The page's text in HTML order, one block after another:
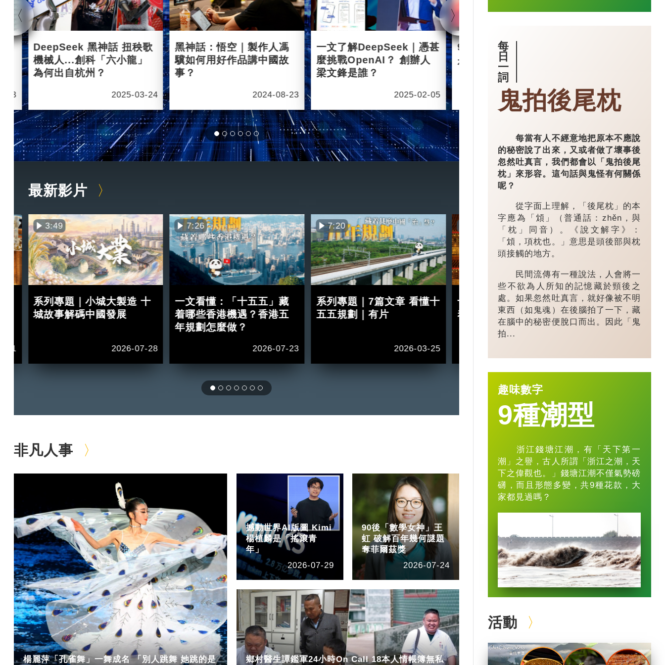
03
DeepSeek 黑神話 扭秧歌
機械人...創科「六小龍」
為何出自杭州？
2025-03-24
黑神話：悟空｜製作人馮
驥如何用好作品講中國故
事？
2024-08-23
一文了解DeepSeek｜憑甚
麼挑戰OpenAI？ 創辦人
梁文鋒是誰？
2025-02-05
90後王興興 「英語學渣」
是機械人天才
2025-03-17
最新影片
11
3:49
系列專題｜小城大製造 十
城故事解碼中國發展
2026-07-28
7:26
一文看懂：「十五五」藏
着哪些香港機遇？香港五
年規劃怎麼做？
2026-07-23
7:20
系列專題｜7篇文章 看懂十
五五規劃｜有片
2026-03-25
十五五規劃｜五年規劃 藏
着甚麼中國「治」慧？
3:49
小城大業｜浙
鎮：一粒珍珠
億璀璨王國？
非凡人事
楊麗萍「孔雀舞」一舞成名 「別人跳舞 她跳的是
撼動世界AI版圖 Kimi
楊植麟是「搖滾青
年」
2026-07-29
90後「數學女神」王
虹 破解百年幾何謎題
奪菲爾茲獎
2026-07-24
鄉村醫生譚鑑軍24小時On Call 18本人情帳簿無私
每
日
一
詞
鬼拍後尾枕
每當有人不經意地把原本不應說
的秘密說了出來，又或者做了壞事後
忽然吐真言，我們都會以「鬼拍後尾
枕」來形容。這句話與鬼怪有何關係
呢？
從字面上理解，「後尾枕」的本
字應為「䪴」（普通話：zhěn，與
「枕」同音）。《說文解字》：
「䪴，項枕也。」意思是頭後部與枕
頭接觸的地方。
民間流傳有一種說法，人會將一
些不欲為人所知的記憶藏於頸後之
處。如果忽然吐真言，就好像被不明
東西（如鬼魂）在後腦拍了一下，藏
在腦中的秘密便脫口而出。因此「鬼
拍...
趣味數字
9種潮型
浙江錢塘江潮，有「天下第一
潮」之譽，古人所謂「浙江之潮，天
下之偉觀也。」錢塘江潮不僅氣勢磅
礴，而且形態多變，共9種花款，大
家都見過嗎？
活動